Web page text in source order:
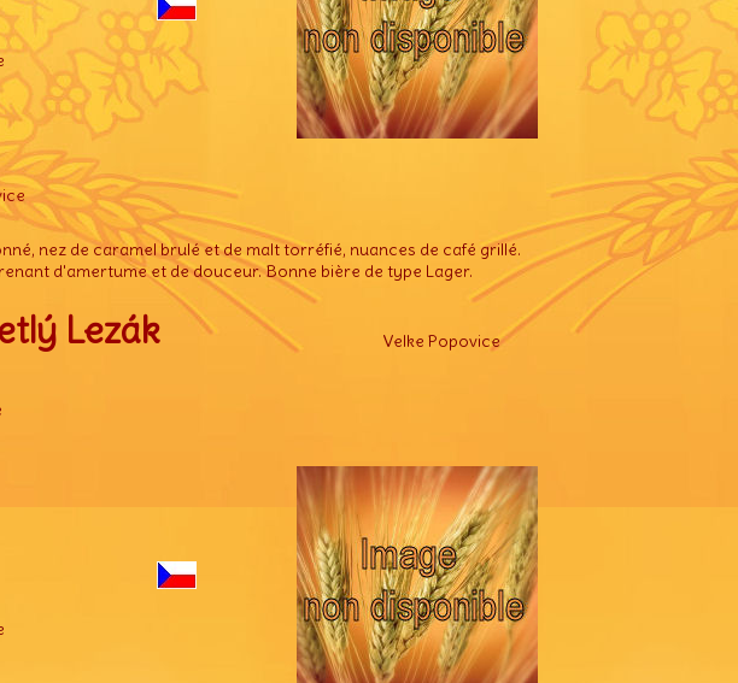
nez de caramel brulé et de malt torréfié, nuances de café grillé.
d'amertume et de douceur. Bonne bière de type Lager.
Lezák Velke Popovice